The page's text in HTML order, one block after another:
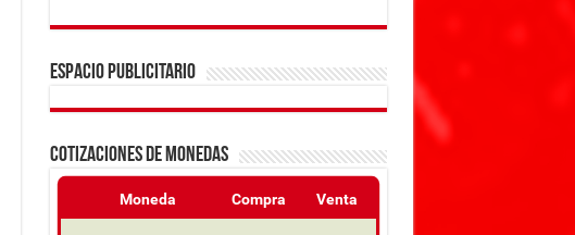
ESPACIO PUBLICITARIO
COTIZACIONES DE MONEDAS
Moneda Compra Venta